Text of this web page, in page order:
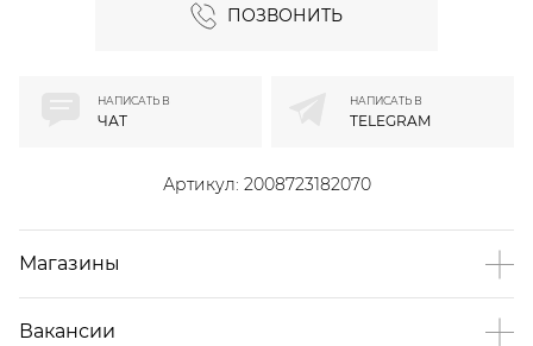
ПОЗВОНИТЬ
Артикул: 2008723182070
НАПИСАТЬ В
ЧАТ
НАПИСАТЬ В
TELEGRAM
Магазины
Вакансии